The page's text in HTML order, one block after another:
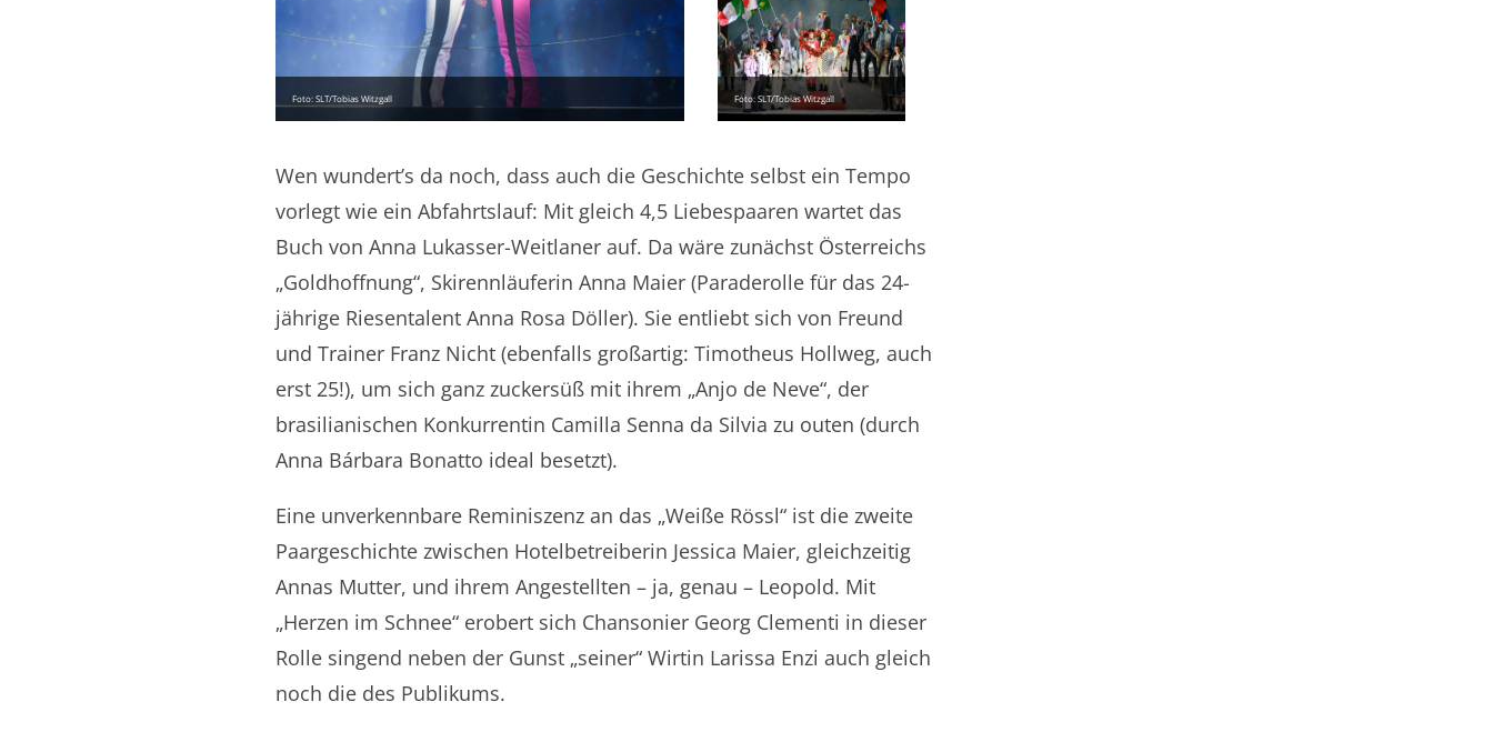
Foto: SLT/Tobias Witzgall Foto: SLT/Tobias Witzgall
Wen wundert’s da noch, dass auch die Geschichte selbst ein Tempo
vorlegt wie ein Abfahrtslauf: Mit gleich 4,5 Liebespaaren wartet das
Buch von Anna Lukasser-Weitlaner auf. Da wäre zunächst Österreichs
„Goldhoffnung“, Skirennläuferin Anna Maier (Paraderolle für das 24-
jährige Riesentalent Anna Rosa Döller). Sie entliebt sich von Freund
und Trainer Franz Nicht (ebenfalls großartig: Timotheus Hollweg, auch
erst 25!), um sich ganz zuckersüß mit ihrem „Anjo de Neve“, der
brasilianischen Konkurrentin Camilla Senna da Silvia zu outen (durch
Anna Bárbara Bonatto ideal besetzt).
Eine unverkennbare Reminiszenz an das „Weiße Rössl“ ist die zweite
Paargeschichte zwischen Hotelbetreiberin Jessica Maier, gleichzeitig
Annas Mutter, und ihrem Angestellten – ja, genau – Leopold. Mit
„Herzen im Schnee“ erobert sich Chansonier Georg Clementi in dieser
Rolle singend neben der Gunst „seiner“ Wirtin Larissa Enzi auch gleich
noch die des Publikums.